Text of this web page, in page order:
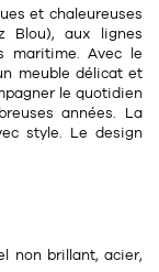
et chaleureuses
Blou), aux lignes
maritime. Avec le
meuble délicatet
le quotidien
années. La
style. Le design
non brillant, acier,